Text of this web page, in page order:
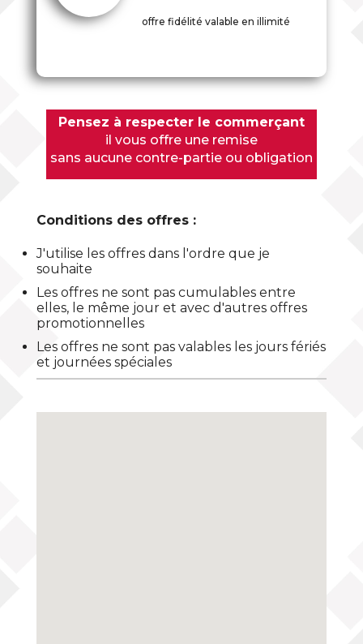
offre fidélité valable en illimité
Pensez à respecter le commerçant
il vous offre une remise
sans aucune contre-partie ou obligation
Conditions des offres :
J'utilise les offres dans l'ordre que je
souhaite
Les offres ne sont pas cumulables entre
elles, le même jour et avec d'autres offres
promotionnelles
Les offres ne sont pas valables les jours fériés
et journées spéciales